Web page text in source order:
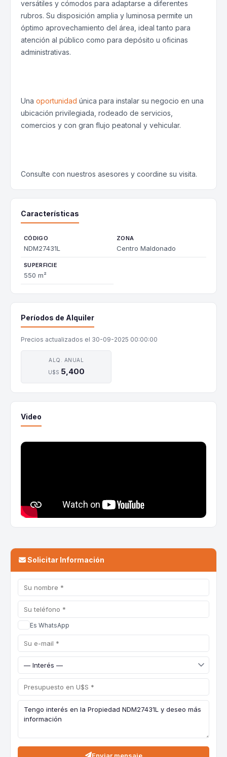
versátiles y cómodos para adaptarse a diferentes
rubros. Su disposición amplia y luminosa permite un
óptimo aprovechamiento del área, ideal tanto para
atención al público como para depósito u oficinas
administrativas.
Una oportunidad única para instalar su negocio en una
ubicación privilegiada, rodeado de servicios,
comercios y con gran flujo peatonal y vehicular.
Consulte con nuestros asesores y coordine su visita.
Características
CÓDIGO
NDM27431L
ZONA
Centro Maldonado
SUPERFICIE
550 m²
Períodos de Alquiler
Precios actualizados el 30-09-2025 00:00:00
ALQ. ANUAL
U$S 5,400
Video
Solicitar Información
Es WhatsApp